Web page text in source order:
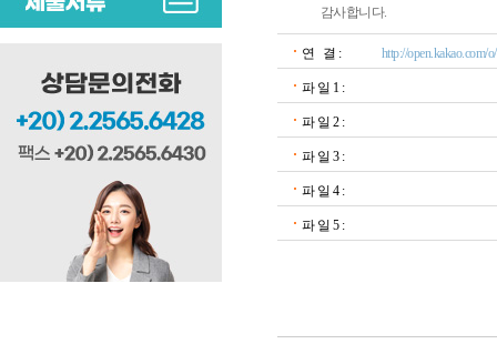
감사합니다.
연 결 : http://open.kakao.com/
파 일 1 :
파 일 2 :
파 일 3 :
파 일 4 :
파 일 5 :